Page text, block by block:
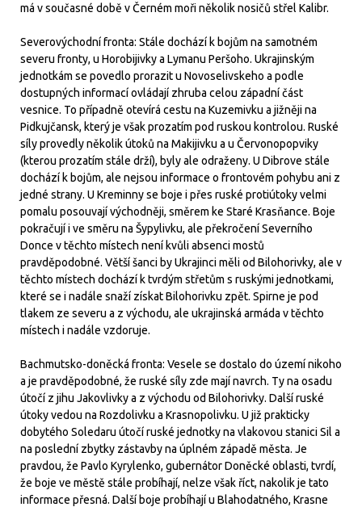
má v současné době v Černém moři několik nosičů střel Kalibr.
Severovýchodní fronta: Stále dochází k bojům na samotném
severu fronty, u Horobijivky a Lymanu Peršoho. Ukrajinským
jednotkám se povedlo prorazit u Novoselivskeho a podle
dostupných informací ovládají zhruba celou západní část
vesnice. To případně otevírá cestu na Kuzemivku a jižněji na
Pidkujčansk, který je však prozatím pod ruskou kontrolou. Ruské
síly provedly několik útoků na Makijivku a u Červonopopviky
(kterou prozatím stále drží), byly ale odraženy. U Dibrove stále
dochází k bojům, ale nejsou informace o frontovém pohybu ani z
jedné strany. U Kreminny se boje i přes ruské protiútoky velmi
pomalu posouvají východněji, směrem ke Staré Krasňance. Boje
pokračují i ve směru na Šypylivku, ale překročení Severního
Donce v těchto místech není kvůli absenci mostů
pravděpodobné. Větší šanci by Ukrajinci měli od Bilohorivky, ale v
těchto místech dochází k tvrdým střetům s ruskými jednotkami,
které se i nadále snaží získat Bilohorivku zpět. Spirne je pod
tlakem ze severu a z východu, ale ukrajinská armáda v těchto
místech i nadále vzdoruje.
Bachmutsko-doněcká fronta: Vesele se dostalo do území nikoho
a je pravděpodobné, že ruské síly zde mají navrch. Ty na osadu
útočí z jihu Jakovlivky a z východu od Bilohorivky. Další ruské
útoky vedou na Rozdolivku a Krasnopolivku. U již prakticky
dobytého Soledaru útočí ruské jednotky na vlakovou stanici Sil a
na poslední zbytky zástavby na úplném západě města. Je
pravdou, že Pavlo Kyrylenko, gubernátor Doněcké oblasti, tvrdí,
že boje ve městě stále probíhají, nelze však říct, nakolik je tato
informace přesná. Další boje probíhají u Blahodatného, Krasne